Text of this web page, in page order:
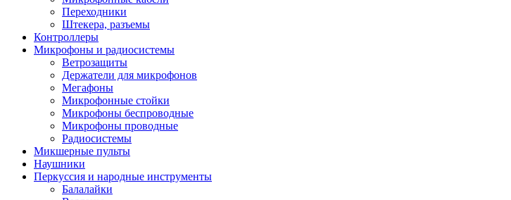
Переходники
Штекера, разъемы
Контроллеры
Микрофоны и радиосистемы
Ветрозащиты
Держатели для микрофонов
Мегафоны
Микрофонные стойки
Микрофоны беспроводные
Микрофоны проводные
Радиосистемы
Микшерные пульты
Наушники
Перкуссия и народные инструменты
Балалайки